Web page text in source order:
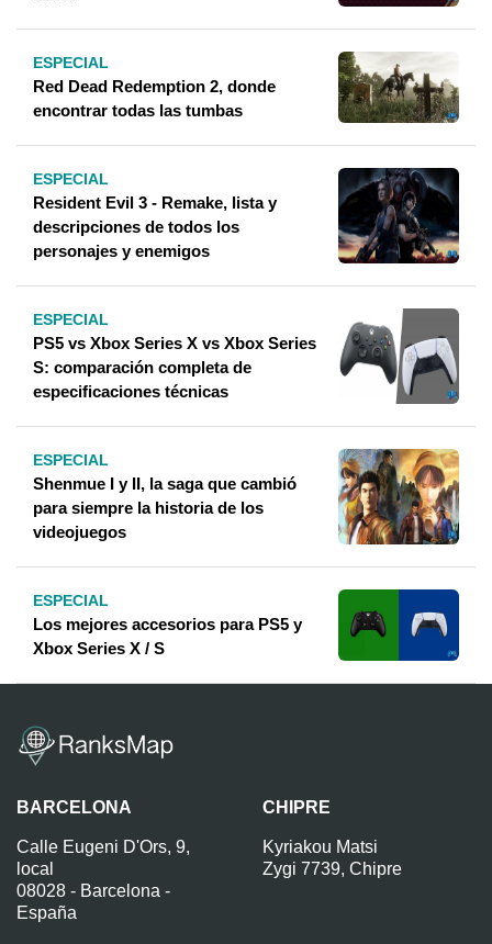
ESPECIAL
Red Dead Redemption 2, donde
encontrar todas las tumbas
ESPECIAL
Resident Evil 3 - Remake, lista y
descripciones de todos los
personajes y enemigos
ESPECIAL
PS5 vs Xbox Series X vs Xbox Series
S: comparación completa de
especificaciones técnicas
ESPECIAL
Shenmue I y II, la saga que cambió
para siempre la historia de los
videojuegos
ESPECIAL
Los mejores accesorios para PS5 y
Xbox Series X / S
BARCELONA
Calle Eugeni D'Ors, 9,
local
08028 - Barcelona -
España
CHIPRE
Kyriakou Matsi
Zygi 7739, Chipre